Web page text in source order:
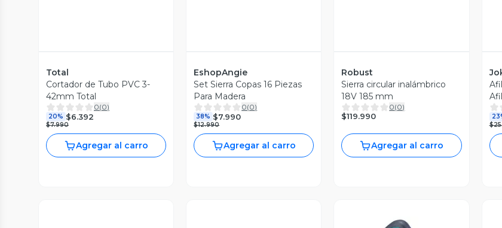
Total
Cortador de Tubo PVC 3-
42mm Total
0(0)
20% $6.392
$7.990
Agregar al carro
EshopAngie
Set Sierra Copas 16 Piezas
Para Madera
0(0)
38% $7.990
$12.990
Agregar al carro
Robust
Sierra circular inalámbrico
18V 185 mm
0(0)
$119.990
Agregar al carro